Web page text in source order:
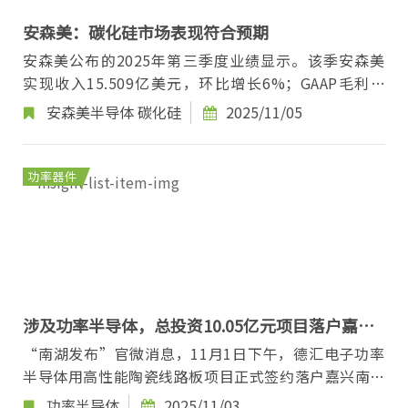
安森美：碳化硅市场表现符合预期
安森美公布的2025年第三季度业绩显示。该季安森美
实现收入15.509亿美元，环比增长6%；GAAP毛利率
为17.0%。 按业务划分，安森美电源方案部（PSG）
安森美半导体碳化硅 2025/11/05
功率器件
涉及功率半导体，总投资10.05亿元项目落户嘉兴
南湖
“南湖发布”官微消息，11月1日下午，德汇电子功率
半导体用高性能陶瓷线路板项目正式签约落户嘉兴南湖
高新区。 德汇电子功率半导体用高性能陶瓷线路板...